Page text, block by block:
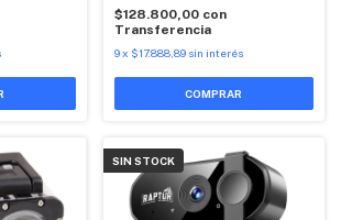
$128.800,00 con
Transferencia
9 x $17.888,89 sin interés
SIN STOCK